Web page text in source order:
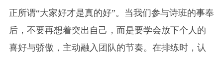
正所谓“大家好才是真的好”。当我们参与诗班的事奉
后，不要再想着突出自己，而是要学会放下个人的
喜好与骄傲，主动融入团队的节奏。在排练时，认